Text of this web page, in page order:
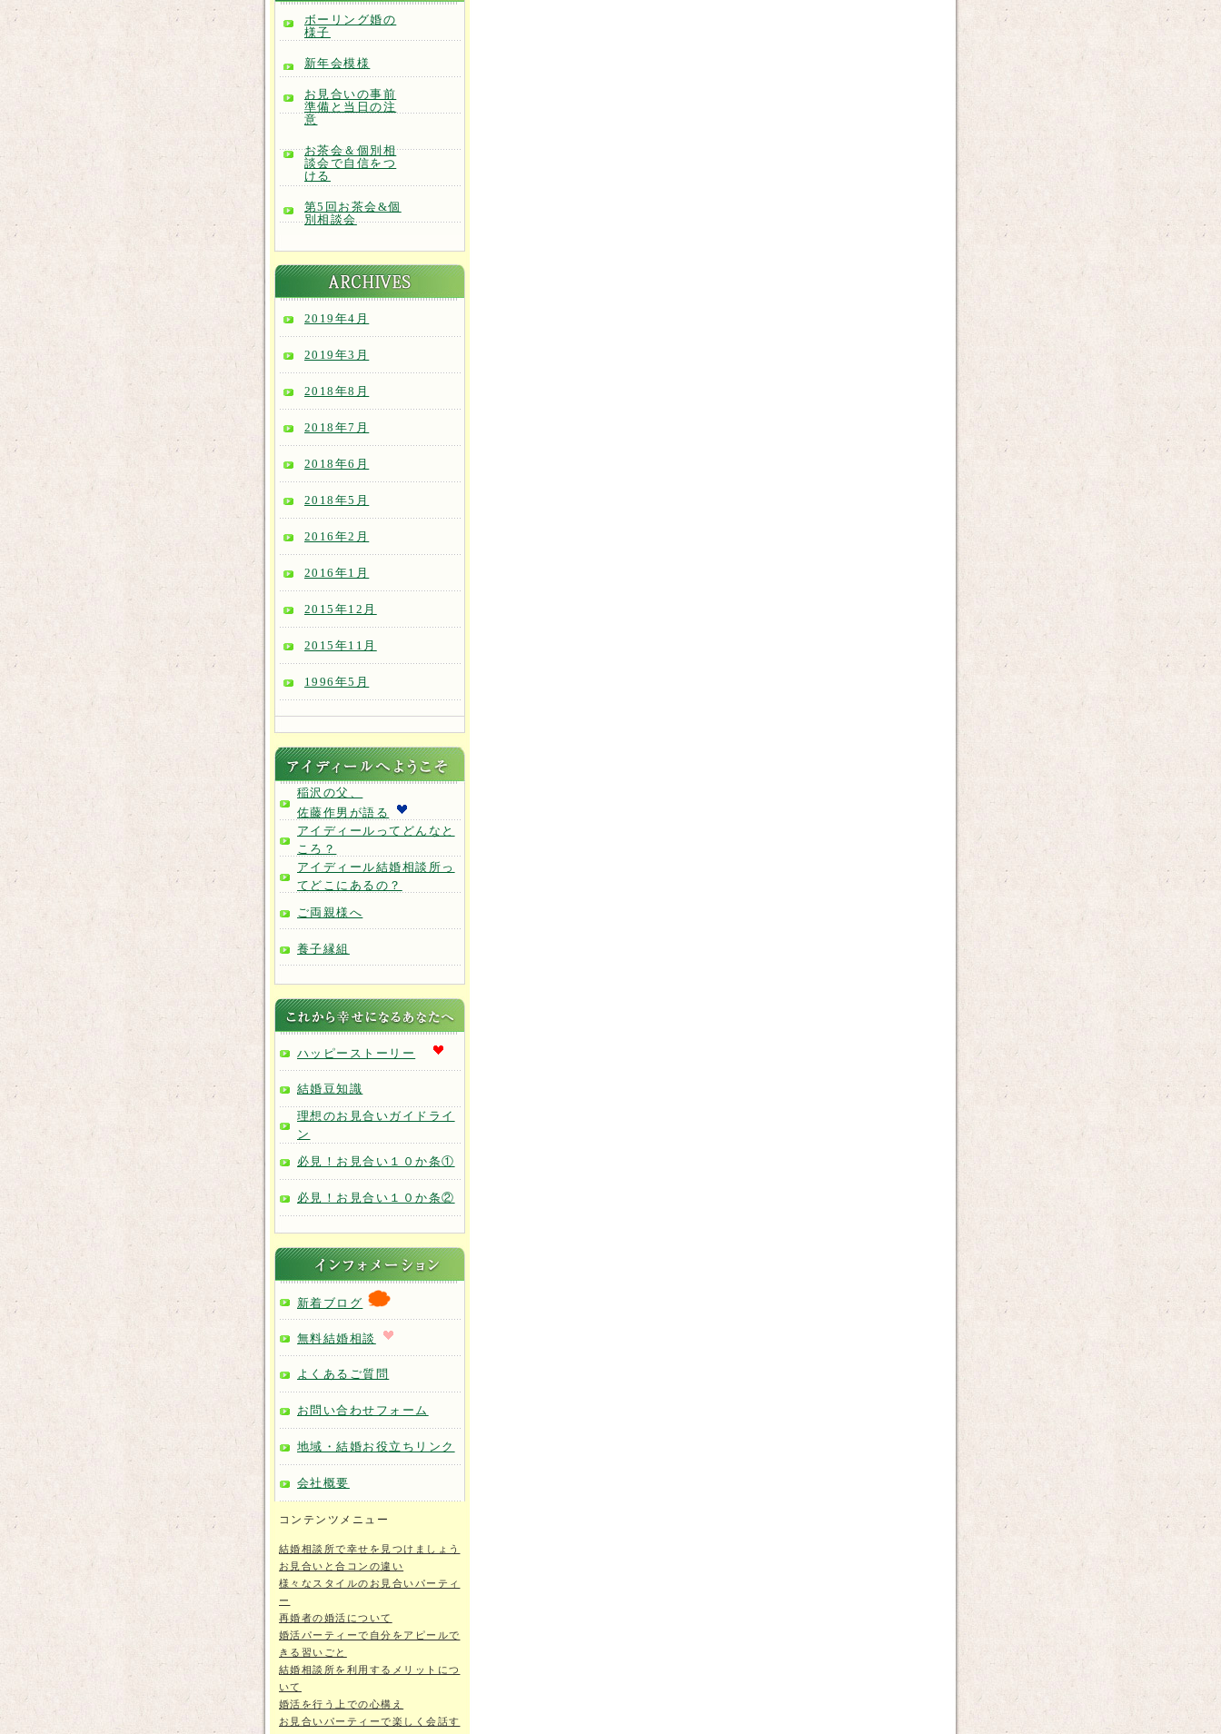
ボーリング婚の
様子
新年会模様
お見合いの事前
準備と当日の注
意
お茶会＆個別相
談会で自信をつ
ける
第5回お茶会&個
別相談会
2019年4月
2019年3月
2018年8月
2018年7月
2018年6月
2018年5月
2016年2月
2016年1月
2015年12月
2015年11月
1996年5月
稲沢の父、
佐藤作男が語る
アイディールってどんなと
ころ？
アイディール結婚相談所っ
てどこにあるの？
ご両親様へ
養子縁組
ハッピーストーリー
結婚豆知識
理想のお見合いガイドライ
ン
必見！お見合い１０か条①
必見！お見合い１０か条②
新着ブログ
無料結婚相談
よくあるご質問
お問い合わせフォーム
地域・結婚お役立ちリンク
会社概要
コンテンツメニュー
結婚相談所で幸せを見つけましょう
お見合いと合コンの違い
様々なスタイルのお見合いパーティ
ー
再婚者の婚活について
婚活パーティーで自分をアピールで
きる習いごと
結婚相談所を利用するメリットにつ
いて
婚活を行う上での心構え
お見合いパーティーで楽しく会話す